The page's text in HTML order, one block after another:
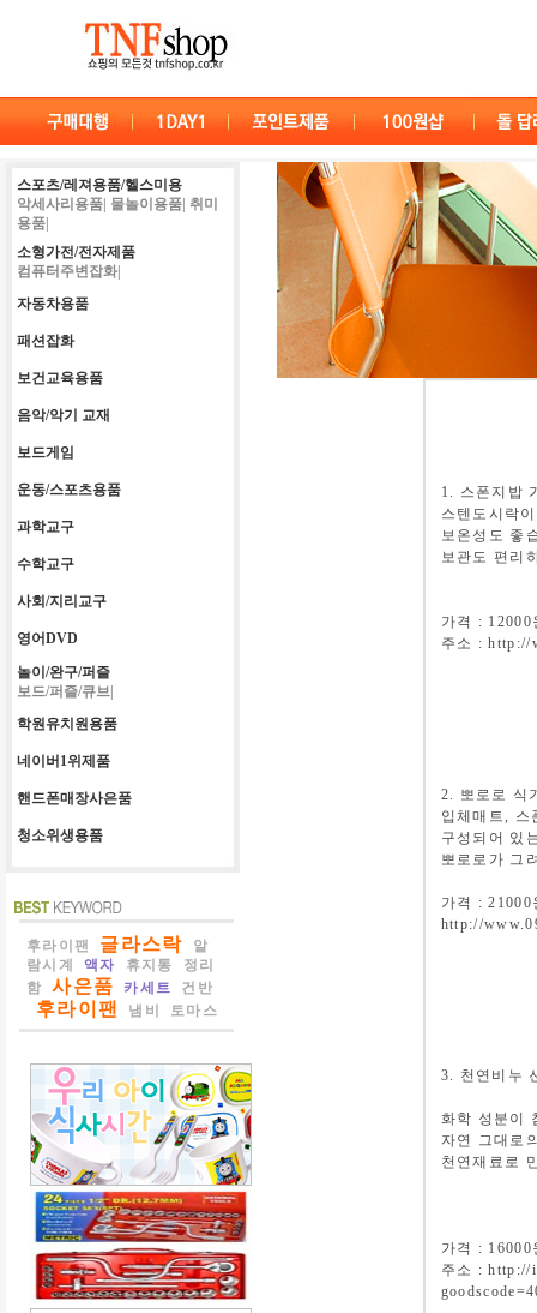
스포츠/레져용품/헬스미용
악세사리용품| 물놀이용품| 취미
용품|
소형가전/전자제품
컴퓨터주변잡화|
자동차용품
패션잡화
보건교육용품
음악/악기 교재
보드게임
운동/스포츠용품
과학교구
수학교구
사회/지리교구
영어DVD
놀이/완구/퍼즐
보드/퍼즐/큐브|
학원유치원용품
네이버1위제품
핸드폰매장사은품
청소위생용품
후라이팬 글라스락
알
람시계
액자 휴지통
정리
함
사은품 카세트 건반
후라이팬 냄비 토마스
1. 스폰지밥
스텐도시락
보온성도 좋
보관도 편리
가격 : 12000
주소 : http://
2. 뽀로로 식
입체매트, 스
구성되어 있
뽀로로가 그
가격 : 21000
http://
3. 천연비누
화학 성분이
자연 그대로
천연재료로
가격 : 16000
주소 : http://